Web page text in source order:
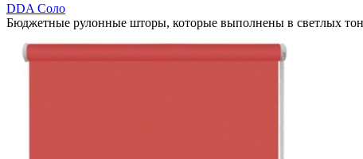
DDA Соло
Бюджетные рулонные шторы, которые выполнены в светлых